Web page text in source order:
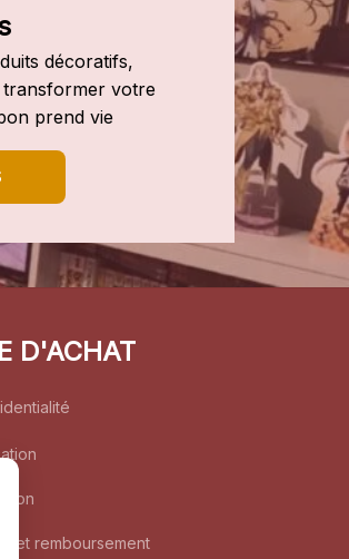
décoratifs,
transformer votre
prend vie
D'ACHAT
et remboursement